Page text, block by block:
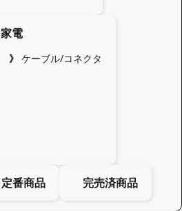
家電
ケーブル/コネクタ
定番商品 完売済商品